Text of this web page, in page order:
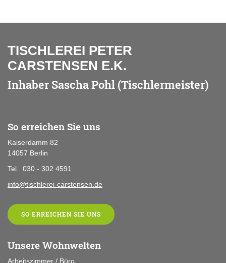
TISCHLEREI PETER
CARSTENSEN E.K.
Inhaber Sascha Pohl (Tischlermeister)
So erreichen Sie uns
Kaiserdamm 82
14057 Berlin
Tel. 030 - 302 4591
info@tischlerei-carstensen.de
SO ERREICHEN SIE UNS
Unsere Wohnwelten
Arbeitszimmer / Büro